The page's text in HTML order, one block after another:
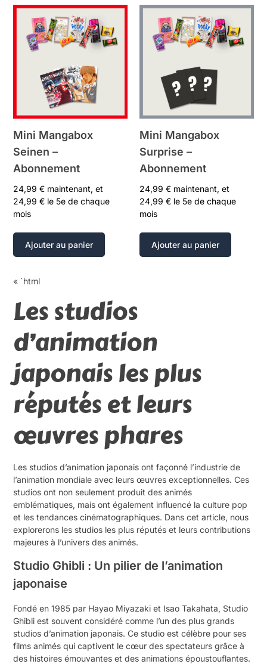
Mini Mangabox
Seinen –
Abonnement
24,99€ maintenant, et
24,99€ le 5e de chaque
mois
Ajouter au panier
Mini Mangabox
Surprise –
Abonnement
24,99 € maintenant, et
24,99 € le 5e de chaque
mois
Ajouter au panier
« `html
Les studios
d’animation
japonais les plus
réputés et leurs
œuvres phares
Les studios d’animation japonais ont façonné l’industrie de
l’animation mondiale avec leurs œuvres exceptionnelles. Ces
studios ont non seulement produit des animés
emblématiques, mais ont également influencé la culture pop
et les tendances cinématographiques. Dans cet article, nous
explorerons les studios les plus réputés et leurs contributions
majeures à l’univers des animés.
Studio Ghibli : Un pilier de l’animation
japonaise
Fondé en 1985 par Hayao Miyazaki et Isao Takahata, Studio
Ghibli est souvent considéré comme l’un des plus grands
studios d’animation japonais. Ce studio est célèbre pour ses
films animés qui captivent le cœur des spectateurs grâce à
des histoires émouvantes et des animations époustouflantes.